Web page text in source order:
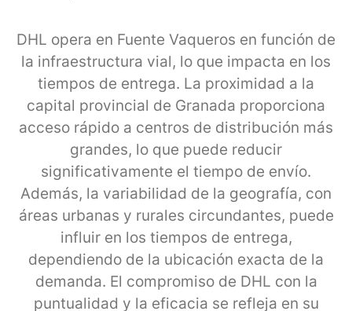
DHL opera en Fuente Vaqueros en función de
la infraestructura vial, lo que impacta en los
tiempos de entrega. La proximidad a la
capital provincial de Granada proporciona
acceso rápido a centros de distribución más
grandes, lo que puede reducir
significativamente el tiempo de envío.
Además, la variabilidad de la geografía, con
áreas urbanas y rurales circundantes, puede
influir en los tiempos de entrega,
dependiendo de la ubicación exacta de la
demanda. El compromiso de DHL con la
puntualidad y la eficacia se refleja en su